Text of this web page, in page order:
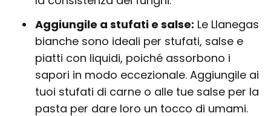
Aggiungile a stufati e salse: Le Llanegas
bianche sono ideali per stufati, salse e
piatti con liquidi, poiché assorbono i
sapori in modo eccezionale. Aggiungile ai
tuoi stufati di carne o alle tue salse per la
pasta per dare loro un tocco di umami.